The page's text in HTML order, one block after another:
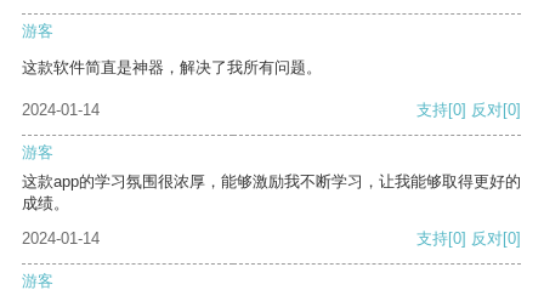
游客
这款软件简直是神器，解决了我所有问题。
2024-01-14 支持[0] 反对[0]
游客
这款app的学习氛围很浓厚，能够激励我不断学习，让我能够取得更好的
成绩。
2024-01-14
支持[0] 反对[0]
游客